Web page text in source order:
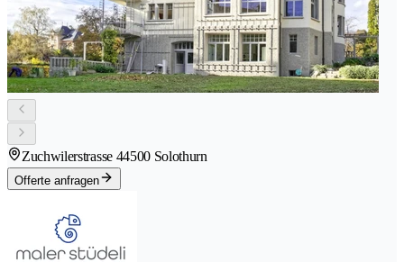
Zuchwilerstrasse 44500 Solothurn
Offerte anfragen